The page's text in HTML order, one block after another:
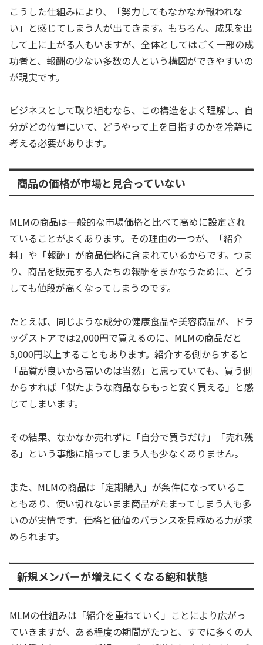
こうした仕組みにより、「努力してもなかなか報われな
い」と感じてしまう人が出てきます。もちろん、成果を出
して上に上がる人もいますが、全体としてはごく一部の成
功者と、報酬の少ない多数の人という構図ができやすいの
が現実です。
ビジネスとして取り組むなら、この構造をよく理解し、自
分がどの位置にいて、どうやって上を目指すのかを冷静に
考える必要があります。
商品の価格が市場と見合っていない
MLMの商品は一般的な市場価格と比べて高めに設定され
ていることがよくあります。その理由の一つが、「紹介
料」や「報酬」が商品価格に含まれているからです。つま
り、商品を販売する人たちの報酬をまかなうために、どう
しても値段が高くなってしまうのです。
たとえば、同じような成分の健康食品や美容商品が、ドラ
ッグストアでは2,000円で買えるのに、MLMの商品だと
5,000円以上することもあります。紹介する側からすると
「品質が良いから高いのは当然」と思っていても、買う側
からすれば「似たような商品ならもっと安く買える」と感
じてしまいます。
その結果、なかなか売れずに「自分で買うだけ」「売れ残
る」という事態に陥ってしまう人も少なくありません。
また、MLMの商品は「定期購入」が条件になっているこ
ともあり、使い切れないまま商品がたまってしまう人も多
いのが実情です。価格と価値のバランスを見極める力が求
められます。
新規メンバーが増えにくくなる飽和状態
MLMの仕組みは「紹介を重ねていく」ことにより広がっ
ていきますが、ある程度の期間がたつと、すでに多くの人